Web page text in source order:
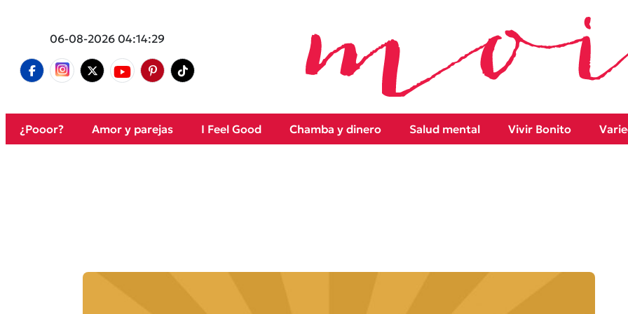
06-08-2026 04:14:29
¿Pooor? Amor y parejas I Feel Good Chamba y dinero Salud mental Vivir Bonito